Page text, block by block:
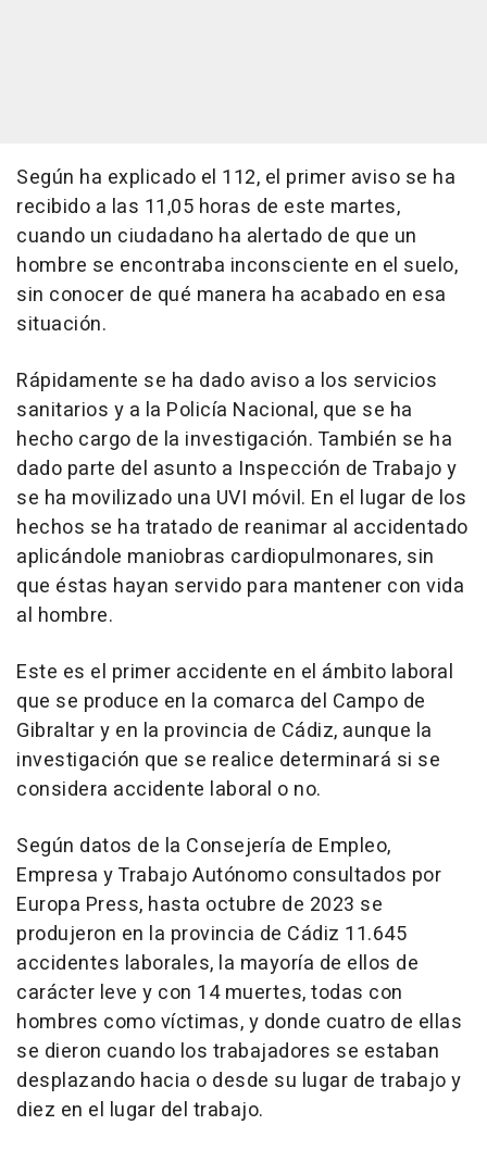
Según ha explicado el 112, el primer aviso se ha
recibido a las 11,05 horas de este martes,
cuando un ciudadano ha alertado de que un
hombre se encontraba inconsciente en el suelo,
sin conocer de qué manera ha acabado en esa
situación.
Rápidamente se ha dado aviso a los servicios
sanitarios y a la Policía Nacional, que se ha
hecho cargo de la investigación. También se ha
dado parte del asunto a Inspección de Trabajo y
se ha movilizado una UVI móvil. En el lugar de los
hechos se ha tratado de reanimar al accidentado
aplicándole maniobras cardiopulmonares, sin
que éstas hayan servido para mantener con vida
al hombre.
Este es el primer accidente en el ámbito laboral
que se produce en la comarca del Campo de
Gibraltar y en la provincia de Cádiz, aunque la
investigación que se realice determinará si se
considera accidente laboral o no.
Según datos de la Consejería de Empleo,
Empresa y Trabajo Autónomo consultados por
Europa Press, hasta octubre de 2023 se
produjeron en la provincia de Cádiz 11.645
accidentes laborales, la mayoría de ellos de
carácter leve y con 14 muertes, todas con
hombres como víctimas, y donde cuatro de ellas
se dieron cuando los trabajadores se estaban
desplazando hacia o desde su lugar de trabajo y
diez en el lugar del trabajo.